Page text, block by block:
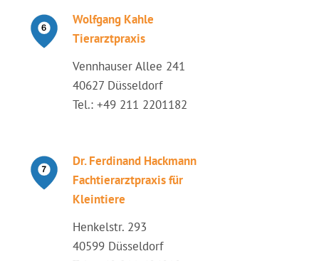
Wolfgang Kahle
Tierarztpraxis
Vennhauser Allee 241
40627 Düsseldorf
Tel.: +49 211 2201182
Dr. Ferdinand Hackmann
Fachtierarztpraxis für
Kleintiere
Henkelstr. 293
40599 Düsseldorf